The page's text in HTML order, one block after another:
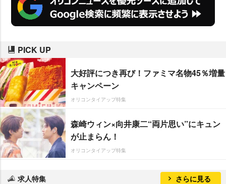
で、今回の件はお母さんもすごく
喜んでくれました」とやる気満々
PICK UP
大好評につき再び！ファミマ名物45％増量
キャンペーン
オリコンタイアップ特集
森崎ウィン×向井康二“両片思い”にキュン
が止まらん！
オリコンタイアップ特集
求人特集 さらに見る